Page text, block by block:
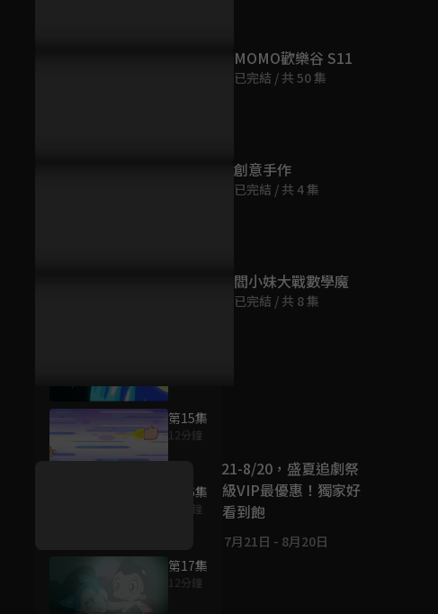
第15集
12分鐘
第16集
12分鐘
第17集
12分鐘
MOMO歡樂谷 S11
已完結 / 共 50 集
創意手作
已完結 / 共 4 集
閻小妹大戰數學魔
已完結 / 共 8 集
好康資訊
7/21-8/20，盛夏追劇祭
升級VIP最優惠！獨家好
戲看到飽
7月21日 - 8月20日